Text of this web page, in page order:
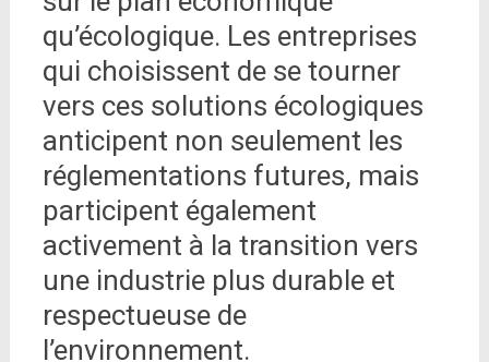
qu’écologique. Les entreprises
qui choisissent de se tourner
vers ces solutions écologiques
anticipent non seulement les
réglementations futures, mais
participent également
activement à la transition vers
une industrie plus durable et
respectueuse de
l’environnement.